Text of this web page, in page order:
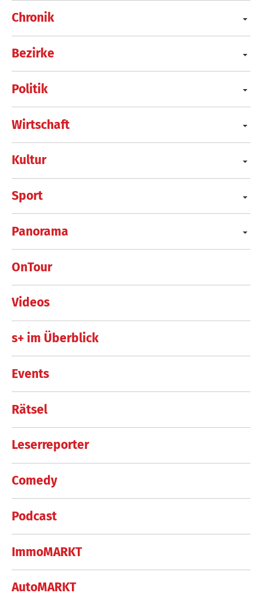
Chronik
Bezirke
Politik
Wirtschaft
Kultur
Sport
Panorama
OnTour
Videos
s+ im Überblick
Events
Rätsel
Leserreporter
Comedy
Podcast
ImmoMARKT
AutoMARKT